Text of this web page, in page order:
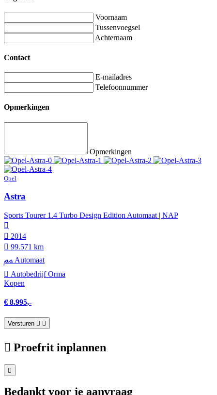
Voornaam
Tussenvoegsel
Achternaam
Contact
E-mailadres
Telefoonnummer
Opmerkingen
Opmerkingen
Opel
Astra
Sports Tourer 1.4 Turbo Design Edition Automaat | NAP
2014
99.571 km
Automaat
Autobedrijf Orma
Kopen
€ 8.995,-
Versturen
Proefrit inplannen
Bedankt voor je aanvraag